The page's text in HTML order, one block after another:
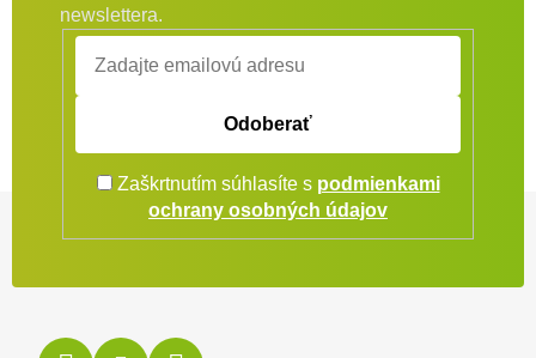
newslettera.
Odoberať
Zaškrtnutím súhlasíte s podmienkami
ochrany osobných údajov